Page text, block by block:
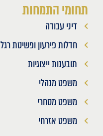
תחומי התמחות
דיני עבודה
חדלות פירעון ופשיטת רגל
תובענות ייצוגיות
משפט מנהלי
משפט מסחרי
משפט אזרחי